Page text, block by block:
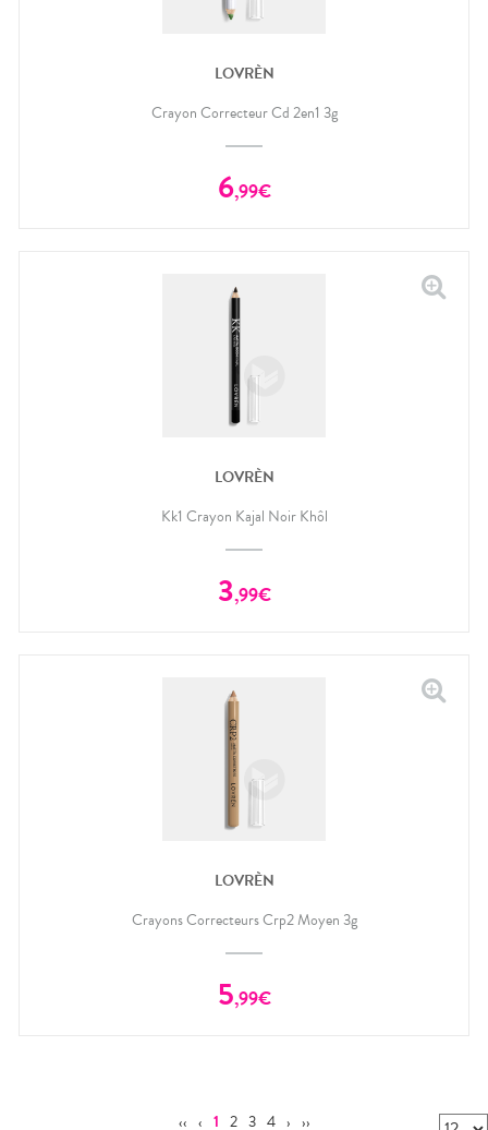
LOVRÈN
Crayon Correcteur Cd 2en1 3g
6,99€
LOVRÈN
Kk1 Crayon Kajal Noir Khôl
3,99€
LOVRÈN
Crayons Correcteurs Crp2 Moyen 3g
5,99€
‹‹ ‹ 1 2 3 4 › ››